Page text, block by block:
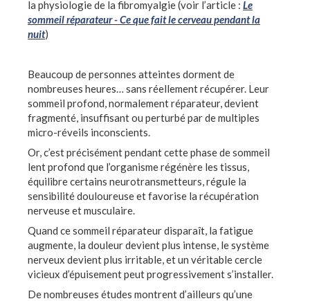
la physiologie de la fibromyalgie (voir l’article : Le
sommeil réparateur - Ce que fait le cerveau pendant la
nuit)
Beaucoup de personnes atteintes dorment de
nombreuses heures… sans réellement récupérer. Leur
sommeil profond, normalement réparateur, devient
fragmenté, insuffisant ou perturbé par de multiples
micro-réveils inconscients.
Or, c’est précisément pendant cette phase de sommeil
lent profond que l’organisme régénère les tissus,
équilibre certains neurotransmetteurs, régule la
sensibilité douloureuse et favorise la récupération
nerveuse et musculaire.
Quand ce sommeil réparateur disparaît, la fatigue
augmente, la douleur devient plus intense, le système
nerveux devient plus irritable, et un véritable cercle
vicieux d’épuisement peut progressivement s’installer.
De nombreuses études montrent d’ailleurs qu’une